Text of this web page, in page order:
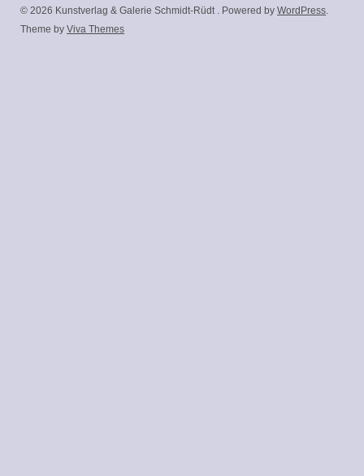
© 2026 Kunstverlag & Galerie Schmidt-Rüdt . Powered by WordPress.
Theme by Viva Themes